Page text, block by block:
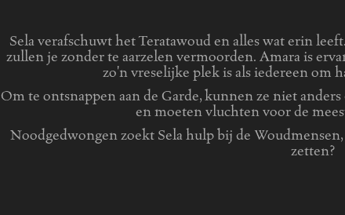
Sela verafschuwt het Teratawoud en alles wat erin
zullen je zonder te aarzelen vermoorden. Amara is
zo'n vreselijke plek is als iedereen om
Om te ontsnappen aan de Garde, kunnen ze niet
en moeten vluchten voor de
Noodgedwongen zoekt Sela hulp bij de
zetten?